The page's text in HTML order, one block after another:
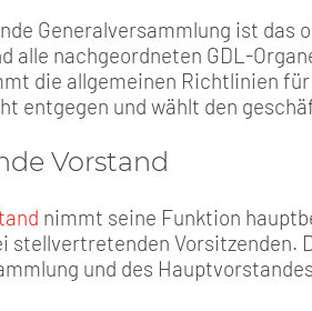
Generalversammlung ist das
alle nachgeordneten GDL-
die allgemeinen Richtlinien
entgegen und wählt den
Vorstand
nimmt seine Funktion
stellvertretenden
und des